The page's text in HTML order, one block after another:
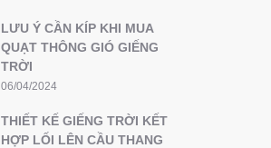
LƯU Ý CẦN KÍP KHI MUA
QUẠT THÔNG GIÓ GIẾNG
TRỜI
06/04/2024
THIẾT KẾ GIẾNG TRỜI KẾT
HỢP LỐI LÊN CẦU THANG